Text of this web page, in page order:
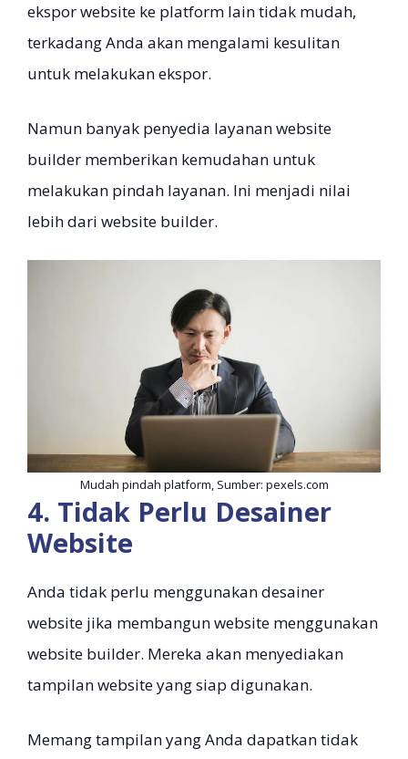
ekspor website ke platform lain tidak mudah,
terkadang Anda akan mengalami kesulitan
untuk melakukan ekspor.
Namun banyak penyedia layanan website
builder memberikan kemudahan untuk
melakukan pindah layanan. Ini menjadi nilai
lebih dari website builder.
Mudah pindah platform, Sumber: pexels.com
4. Tidak Perlu Desainer
Website
Anda tidak perlu menggunakan desainer
website jika membangun website menggunakan
website builder. Mereka akan menyediakan
tampilan website yang siap digunakan.
Memang tampilan yang Anda dapatkan tidak